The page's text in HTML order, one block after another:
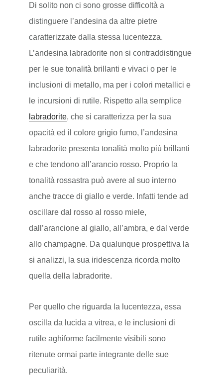
Di solito non ci sono grosse difficoltà a
distinguere l’andesina da altre pietre
caratterizzate dalla stessa lucentezza.
L’andesina labradorite non si contraddistingue
per le sue tonalità brillanti e vivaci o per le
inclusioni di metallo, ma per i colori metallici e
le incursioni di rutile. Rispetto alla semplice
labradorite, che si caratterizza per la sua
opacità ed il colore grigio fumo, l’andesina
labradorite presenta tonalità molto più brillanti
e che tendono all’arancio rosso. Proprio la
tonalità rossastra può avere al suo interno
anche tracce di giallo e verde. Infatti tende ad
oscillare dal rosso al rosso miele,
dall’arancione al giallo, all’ambra, e dal verde
allo champagne. Da qualunque prospettiva la
si analizzi, la sua iridescenza ricorda molto
quella della labradorite.
Per quello che riguarda la lucentezza, essa
oscilla da lucida a vitrea, e le inclusioni di
rutile aghiforme facilmente visibili sono
ritenute ormai parte integrante delle sue
peculiarità.